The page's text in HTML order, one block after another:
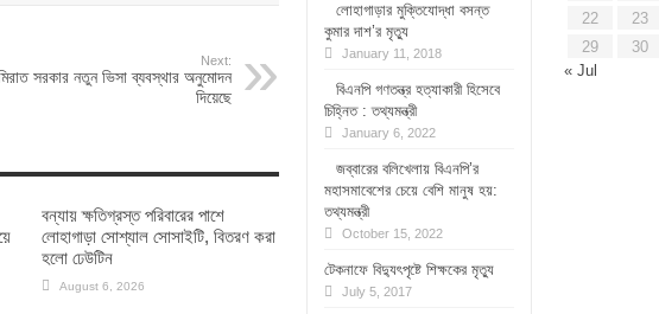
Next:
সরকার নতুন ভিসা ব্যবস্থার অনুমোদন
দিয়েছে
বন্যায় ক্ষতিগ্রস্ত পরিবারের পাশে
লোহাগাড়া সোশ্যাল সোসাইটি, বিতরণ করা
হলো ঢেউটিন
August 6, 2026
লোহাগাড়ার মুক্তিযোদ্ধা বসন্ত
কুমার দাশ’র মৃত্যু
January 11, 2018
বিএনপি গণতন্ত্র হত্যাকারী হিসেবে
চিহ্নিত : তথ্যমন্ত্রী
January 6, 2022
জব্বারের বলিখেলায় বিএনপি’র
মহাসমাবেশের চেয়ে বেশি মানুষ হয়:
তথ্যমন্ত্রী
October 15, 2022
টেকনাফে বিদ্যুৎপৃষ্টে শিক্ষকের মৃত্যু
July 5, 2017
22
23
29
30
« Jul